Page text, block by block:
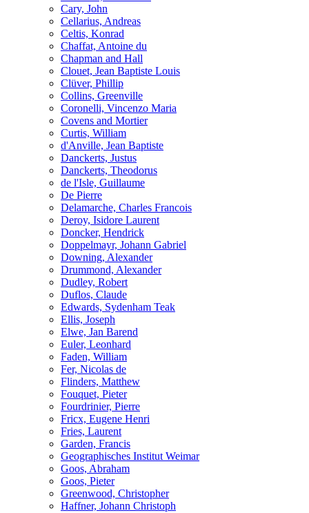
Cary, John
Cellarius, Andreas
Celtis, Konrad
Chaffat, Antoine du
Chapman and Hall
Clouet, Jean Baptiste Louis
Clüver, Phillip
Collins, Greenville
Coronelli, Vincenzo Maria
Covens and Mortier
Curtis, William
d'Anville, Jean Baptiste
Danckerts, Justus
Danckerts, Theodorus
de l'Isle, Guillaume
De Pierre
Delamarche, Charles Francois
Deroy, Isidore Laurent
Doncker, Hendrick
Doppelmayr, Johann Gabriel
Downing, Alexander
Drummond, Alexander
Dudley, Robert
Duflos, Claude
Edwards, Sydenham Teak
Ellis, Joseph
Elwe, Jan Barend
Euler, Leonhard
Faden, William
Fer, Nicolas de
Flinders, Matthew
Fouquet, Pieter
Fourdrinier, Pierre
Fricx, Eugene Henri
Fries, Laurent
Garden, Francis
Geographisches Institut Weimar
Goos, Abraham
Goos, Pieter
Greenwood, Christopher
Haffner, Johann Christoph